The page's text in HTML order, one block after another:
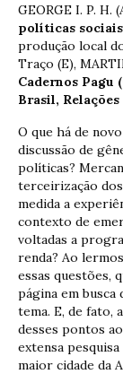
GEORGE I. P. H.
políticas
produção local
Traço (E),
Cadernos Pagu
Brasil, Relações
O que há de
discussão de
políticas?
terceirização dos
medida a
contexto de
voltadas a
renda? Ao
essas questões,
página em
tema. E, de fato,
desses pontos
extensa
maior cidade da